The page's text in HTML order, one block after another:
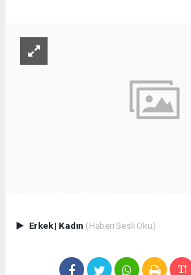
Erkek| Kadın (Haberi Sesli Oku)